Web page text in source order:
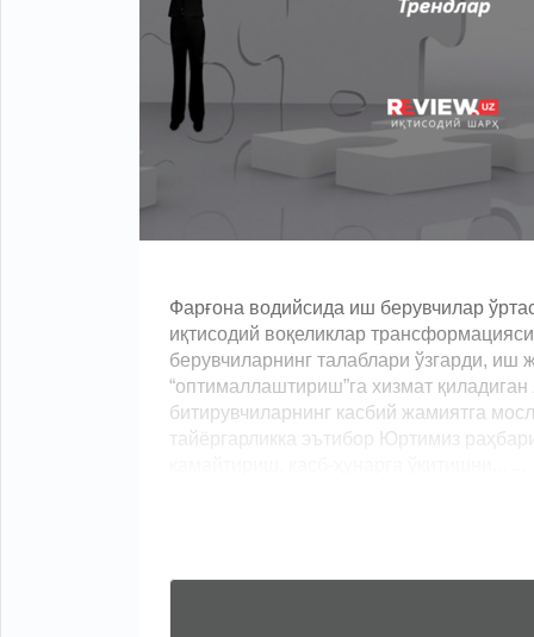
Фарғона водийсида иш берувчилар
иқтисодий воқеликлар
берувчиларнинг талаблари ўзгарди,
“оптималлаштириш”га хизмат
битирувчиларнинг касбий жамиятга
тайёргарликка эътибор Юртимиз